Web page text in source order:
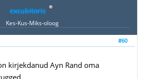
excubitoris
Kes-Kus-Miks-oloog
#60
kirjekdanud Ayn Rand oma